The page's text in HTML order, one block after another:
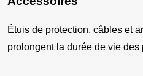
Étuis de protection, câbles et
prolongent la durée de vie des